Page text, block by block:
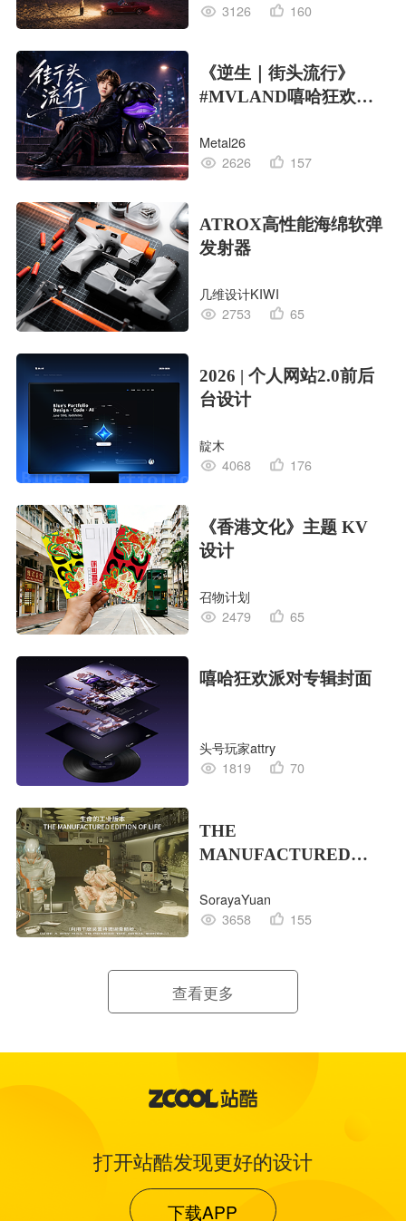
3126
160
《逆生｜街头流行》
#MVLAND嘻哈狂欢派
Metal26
2626
157
ATROX高性能海绵软弹
发射器
几维设计KIWI
2753
65
2026 | 个人网站2.0前后
台设计
靛木
4068
176
《香港文化》主题 KV
设计
召物计划
2479
65
嘻哈狂欢派对专辑封面
头号玩家attry
1819
70
THE
MANUFACTURED
的工业版本
SorayaYuan
3658
155
查看更多
打开站酷发现更好的设计
下载APP